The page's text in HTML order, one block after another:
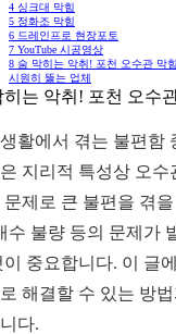
4 싱크대 막힘
5 정화조 막힘
6 드레인프로 현장포토
7 YouTube 시공영상
8 숨 막히는 악취! 포천 오수관 막
시원히 뚫는 업체
히는 악취! 포천 오수
활에서 겪는 불편함
지리적 특성상 오
문제로 큰 불편을 겪
수 불량 등의 문제가
이 중요합니다. 이 글
해결할 수 있는 방
다.